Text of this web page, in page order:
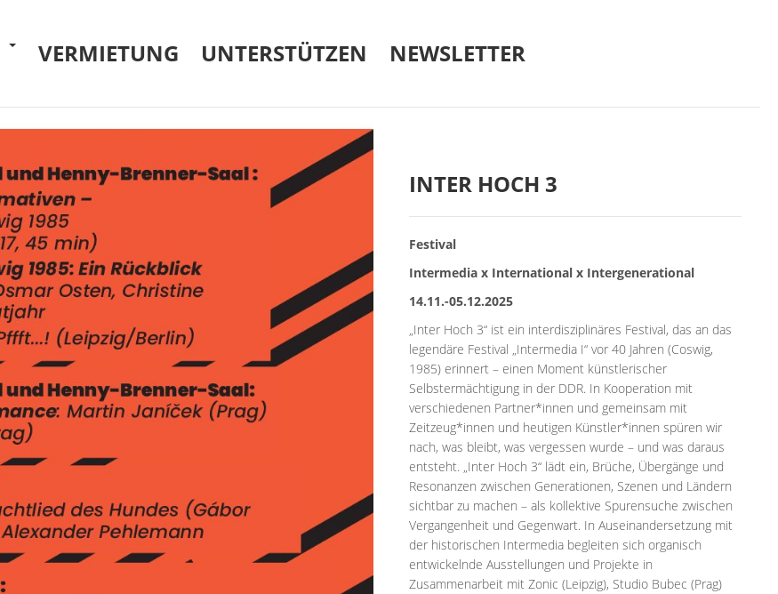
VERMIETUNG UNTERSTÜTZEN NEWSLETTER
INTER HOCH 3
Festival
Intermedia x International x Intergenerational
14.11.-05.12.2025
„Inter Hoch 3“ ist ein interdisziplinäres Festival, das an das
legendäre Festival „Intermedia I“ vor 40 Jahren (Coswig,
1985) erinnert – einen Moment künstlerischer
Selbstermächtigung in der DDR. In Kooperation mit
verschiedenen Partner*innen und gemeinsam mit
Zeitzeug*innen und heutigen Künstler*innen spüren wir
nach, was bleibt, was vergessen wurde – und was daraus
entsteht. „Inter Hoch 3“ lädt ein, Brüche, Übergänge und
Resonanzen zwischen Generationen, Szenen und Ländern
sichtbar zu machen – als kollektive Spurensuche zwischen
Vergangenheit und Gegenwart. In Auseinandersetzung mit
der historischen Intermedia begleiten sich organisch
entwickelnde Ausstellungen und Projekte in
Zusammenarbeit mit Zonic (Leipzig), Studio Bubec (Prag)